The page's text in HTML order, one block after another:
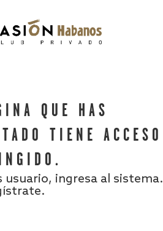
QUE HAS
TIENE ACCESO
usuario, ingresa al sistema.